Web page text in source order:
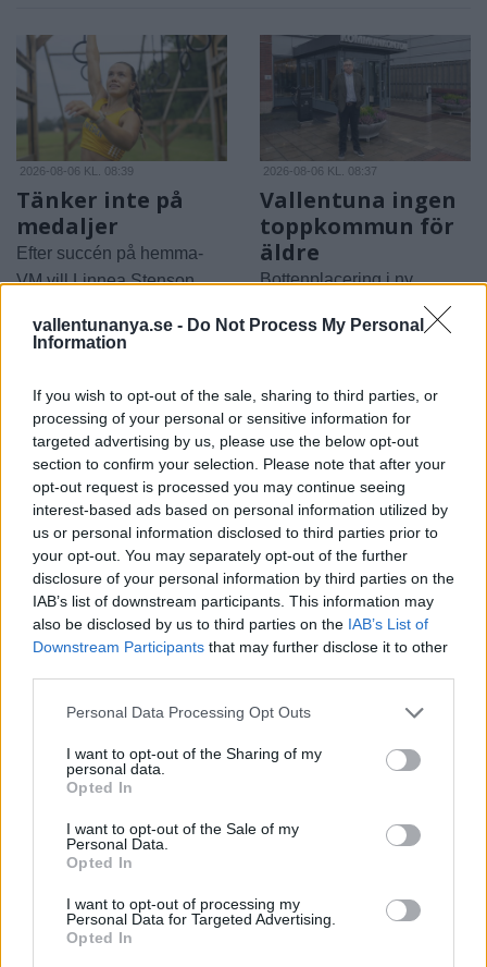
vallentunanya.se - Do Not Process My Personal
Information
If you wish to opt-out of the sale, sharing to third parties, or
processing of your personal or sensitive information for
targeted advertising by us, please use the below opt-out
section to confirm your selection. Please note that after your
opt-out request is processed you may continue seeing
interest-based ads based on personal information utilized by
us or personal information disclosed to third parties prior to
your opt-out. You may separately opt-out of the further
disclosure of your personal information by third parties on the
IAB’s list of downstream participants. This information may
also be disclosed by us to third parties on the IAB’s List of
Downstream Participants that may further disclose it to other
Personal Data Processing Opt Outs
I want to opt-out of the Sharing of my
personal data.
Opted In
I want to opt-out of the Sale of my
Personal Data.
Opted In
I want to opt-out of processing my
Personal Data for Targeted Advertising.
Opted In
2026-08-06 KL. 08:39
Tänker inte på
medaljer
Efter succén på hemma-
VM vill Linnea Stenson
sidan när världseliten
2026-08-06 KL. 08:37
Vallentuna ingen
toppkommun för
äldre
Bottenplacering i ny
försäkringsbolag
REPORTAGE 2026-08-06 KL.
08:37
Emma Tryti öppnar
upp ateljén för
keramikkurser
Konstnären i Åsta satsar på
SPORT 2026-08-06 KL. 08:36
Hockeysajt
berömmer årets
lagbygge
Experterna på KMHockey rankar
Vallentuna Hockey bland de fem
säsongen
2026-08-06 KL. 08:31 2026-08-06 KL. 08:30